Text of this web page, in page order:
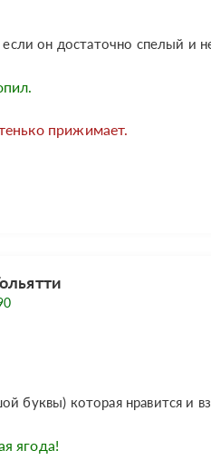
если он достаточно спелый
прижимает.
буквы) которая нравится и
ягода!